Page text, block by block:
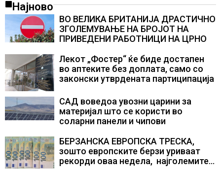
Најново
ВО ВЕЛИКА БРИТАНИЈА ДРАСТИЧНО
ЗГОЛЕМУВАЊЕ НА БРОЈОТ НА
ПРИВЕДЕНИ РАБОТНИЦИ НА ЦРНО
Лекот „Фостер“ ќе биде достапен
во аптеките без доплата, само со
законски утврдената партиципација
САД воведоа увозни царини за
материјал што се користи во
соларни панели и чипови
БЕРЗАНСКА ЕВРОПСКА ТРЕСКА,
зошто европските берзи уриваат
рекорди оваа недела, најголемите